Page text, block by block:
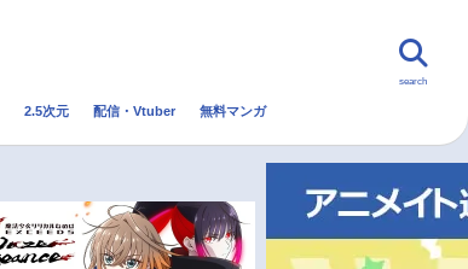
トレンド 無料マンガ
search
2.5次元 配信・Vtuber 無料マンガ